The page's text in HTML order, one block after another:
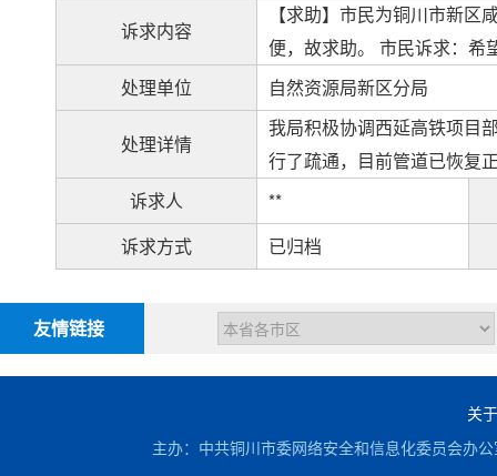
诉求内容
【求助】市民为铜川市新
便，故求助。 市民诉求：希
处理单位
自然资源局新区分局
处理详情
我局积极协调西延高铁项目
行了疏通，目前管道已恢复
诉求人
**
诉求方式
已归档
友情链接
关
主办：中共铜川市委网络安全和信息化委员会办